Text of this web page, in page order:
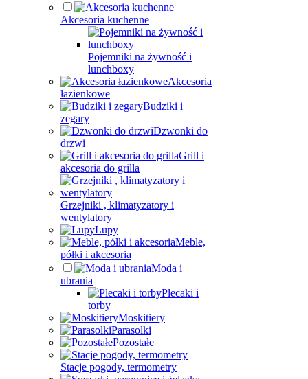
Akcesoria kuchenne
Pojemniki na żywność i
lunchboxy
Akcesoria
łazienkowe
Budziki i
zegary
Dzwonki do
drzwi
Grill i
akcesoria do grilla
Grzejniki , klimatyzatory i
wentylatory
Lupy
Meble,
półki i akcesoria
Moda i
ubrania
Plecaki i
torby
Moskitiery
Parasolki
Pozostałe
Stacje pogody, termometry